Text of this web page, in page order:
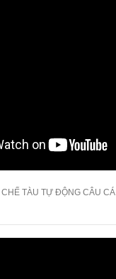
TÀU TỰ ĐỘNG CÂU CÁ